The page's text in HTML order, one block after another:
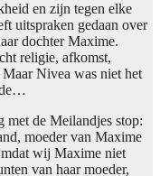
en zijn tegen elke
uitspraken gedaan over
dochter Maxime.
religie, afkomst,
Maar Nivea was niet het
met de Meilandjes stop:
moeder van Maxime
wij Maxime niet
van haar moeder,